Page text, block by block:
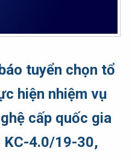
tuyển chọn tổ
hiện nhiệm vụ
cấp quốc gia
4.0/19-30,